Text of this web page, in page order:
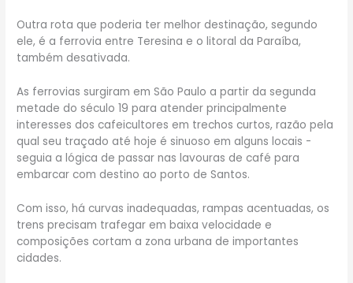
Outra rota que poderia ter melhor destinação, segundo
ele, é a ferrovia entre Teresina e o litoral da Paraíba,
também desativada.
As ferrovias surgiram em São Paulo a partir da segunda
metade do século 19 para atender principalmente
interesses dos cafeicultores em trechos curtos, razão pela
qual seu traçado até hoje é sinuoso em alguns locais -
seguia a lógica de passar nas lavouras de café para
embarcar com destino ao porto de Santos.
Com isso, há curvas inadequadas, rampas acentuadas, os
trens precisam trafegar em baixa velocidade e
composições cortam a zona urbana de importantes
cidades.